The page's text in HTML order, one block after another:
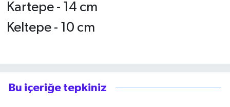
Kartepe - 14 cm
Keltepe - 10 cm
Bu içeriğe tepkiniz